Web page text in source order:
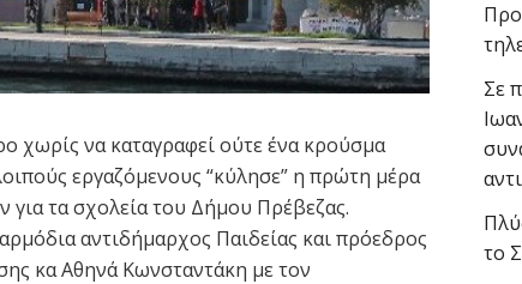
χωρίς να καταγραφεί ούτε ένα κρούσμα
εργαζόμενους “κύλησε” η πρώτη μέρα
για τα σχολεία του Δήμου Πρέβεζας.
αντιδήμαρχος Παιδείας και πρόεδρος
κα Αθηνά Κωνσταντάκη με τον
Σε
το